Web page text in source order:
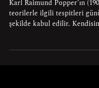
Karl Popper’ın
Üzerine
teorilerle ilgili tespitleri